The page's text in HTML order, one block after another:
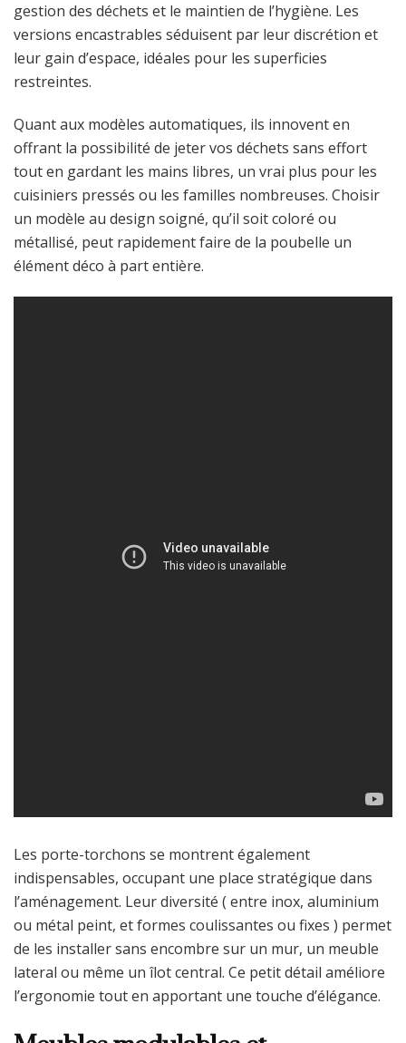
gestion des déchets et le maintien de l’hygiène. Les
versions encastrables séduisent par leur discrétion et
leur gain d’espace, idéales pour les superficies
restreintes.
Quant aux modèles automatiques, ils innovent en
offrant la possibilité de jeter vos déchets sans effort
tout en gardant les mains libres, un vrai plus pour les
cuisiniers pressés ou les familles nombreuses. Choisir
un modèle au design soigné, qu’il soit coloré ou
métallisé, peut rapidement faire de la poubelle un
élément déco à part entière.
Les porte-torchons se montrent également
indispensables, occupant une place stratégique dans
l’aménagement. Leur diversité ( entre inox, aluminium
ou métal peint, et formes coulissantes ou fixes ) permet
de les installer sans encombre sur un mur, un meuble
lateral ou même un îlot central. Ce petit détail améliore
l’ergonomie tout en apportant une touche d’élégance.